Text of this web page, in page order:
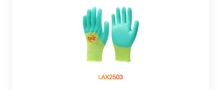
LAX2503